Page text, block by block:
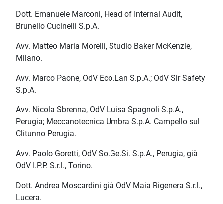
Dott. Emanuele Marconi, Head of Internal Audit,
Brunello Cucinelli S.p.A.
Avv. Matteo Maria Morelli, Studio Baker McKenzie,
Milano.
Avv. Marco Paone, OdV Eco.Lan S.p.A.; OdV Sir Safety
S.p.A.
Avv. Nicola Sbrenna, OdV Luisa Spagnoli S.p.A.,
Perugia; Meccanotecnica Umbra S.p.A. Campello sul
Clitunno Perugia.
Avv. Paolo Goretti, OdV So.Ge.Si. S.p.A., Perugia, già
OdV I.P.P. S.r.l., Torino.
Dott. Andrea Moscardini già OdV Maia Rigenera S.r.l.,
Lucera.